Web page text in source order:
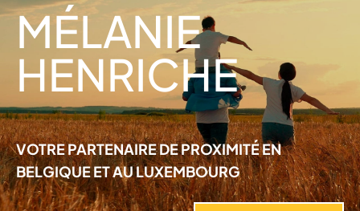
MÉLANIE
HENRICHE
VOTRE PARTENAIRE DE PROXIMITÉ EN
BELGIQUE ET AU LUXEMBOURG